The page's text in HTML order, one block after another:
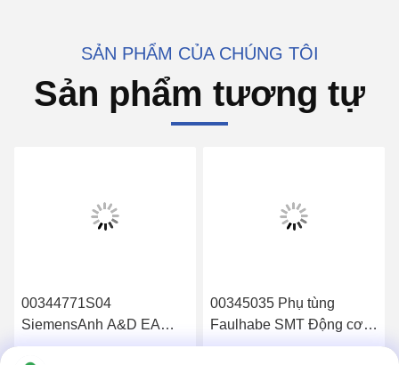
SẢN PHẨM CỦA CHÚNG TÔI
Sản phẩm tương tự
00344771S04
SiemensAnh A&D EA
MCH Netzteil S23
00345035 Phụ tùng
Faulhabe SMT Động cơ
cuộn dây Feida 3x8